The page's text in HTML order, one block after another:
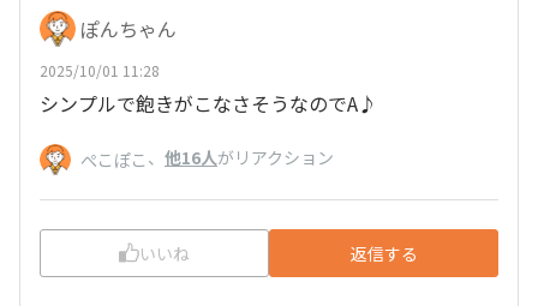
ぽんちゃん
2025/10/01 11:28
シンプルで飽きがこなさそうなのでA♪
ぺこぽこ 、 他16人がリアクション
いいね 返信する